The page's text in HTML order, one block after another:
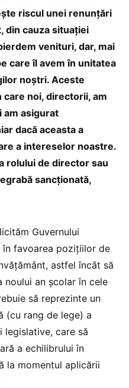
riscul unei renunțări
din cauza situației
venituri, dar, mai
care îl avem în unitatea
noștri. Aceste
care noi, directorii, am
am asigurat
dacă aceasta a
a intereselor noastre.
rolului de director sau
sancționată,
Guvernului
în favoarea pozițiilor de
astfel încât să
noului an școlar în cele
să reprezinte un
(cu rang de lege) a
legislative, care să
a echilibrului în
la momentul aplicării